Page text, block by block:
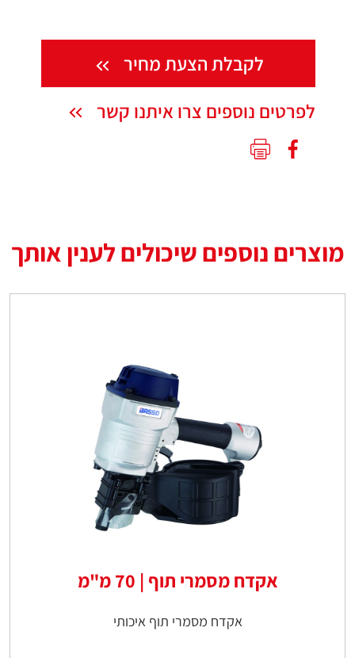
לקבלת הצעת מחיר
לפרטים נוספים צרו איתנו קשר
מוצרים נוספים שיכולים לענין אותך
אקדח מסמרי תוף | 70 מ"מ
אקדח מסמרי תוף איכותי